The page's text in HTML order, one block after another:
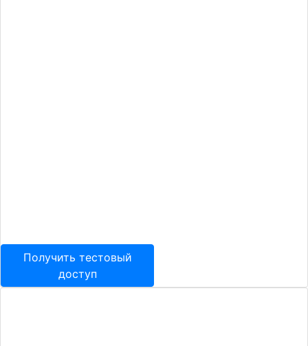
Получить тестовый
доступ